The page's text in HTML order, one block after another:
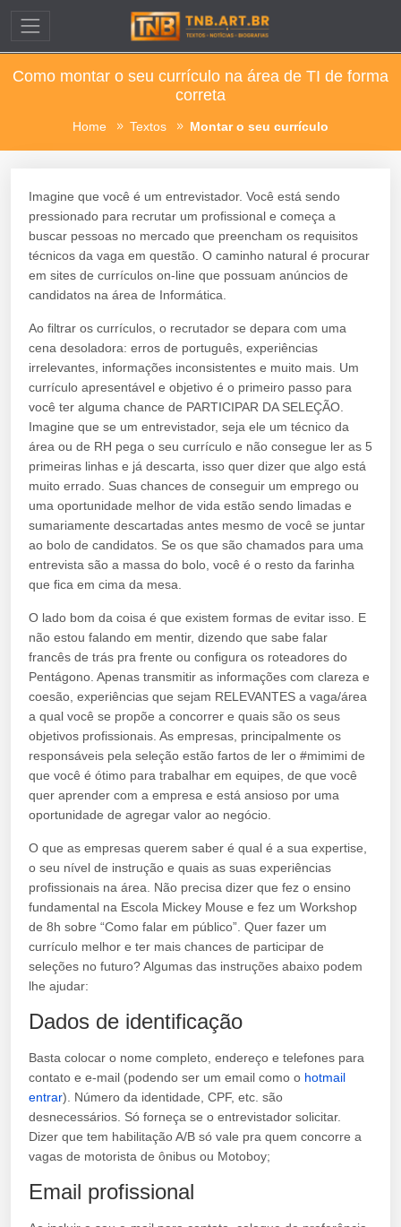
Como montar o seu currículo na área de TI de forma
correta
Home Textos Montar o seu currículo
Imagine que você é um entrevistador. Você está sendo
pressionado para recrutar um profissional e começa a
buscar pessoas no mercado que preencham os requisitos
técnicos da vaga em questão. O caminho natural é procurar
em sites de currículos on-line que possuam anúncios de
candidatos na área de Informática.
Ao filtrar os currículos, o recrutador se depara com uma
cena desoladora: erros de português, experiências
irrelevantes, informações inconsistentes e muito mais. Um
currículo apresentável e objetivo é o primeiro passo para
você ter alguma chance de PARTICIPAR DA SELEÇÃO.
Imagine que se um entrevistador, seja ele um técnico da
área ou de RH pega o seu currículo e não consegue ler as 5
primeiras linhas e já descarta, isso quer dizer que algo está
muito errado. Suas chances de conseguir um emprego ou
uma oportunidade melhor de vida estão sendo limadas e
sumariamente descartadas antes mesmo de você se juntar
ao bolo de candidatos. Se os que são chamados para uma
entrevista são a massa do bolo, você é o resto da farinha
que fica em cima da mesa.
O lado bom da coisa é que existem formas de evitar isso. E
não estou falando em mentir, dizendo que sabe falar
francês de trás pra frente ou configura os roteadores do
Pentágono. Apenas transmitir as informações com clareza e
coesão, experiências que sejam RELEVANTES a vaga/área
a qual você se propõe a concorrer e quais são os seus
objetivos profissionais. As empresas, principalmente os
responsáveis pela seleção estão fartos de ler o #mimimi de
que você é ótimo para trabalhar em equipes, de que você
quer aprender com a empresa e está ansioso por uma
oportunidade de agregar valor ao negócio.
O que as empresas querem saber é qual é a sua expertise,
o seu nível de instrução e quais as suas experiências
profissionais na área. Não precisa dizer que fez o ensino
fundamental na Escola Mickey Mouse e fez um Workshop
de 8h sobre “Como falar em público”. Quer fazer um
currículo melhor e ter mais chances de participar de
seleções no futuro? Algumas das instruções abaixo podem
lhe ajudar:
Dados de identificação
Basta colocar o nome completo, endereço e telefones para
contato e e-mail (podendo ser um email como o hotmail
entrar). Número da identidade, CPF, etc. são
desnecessários. Só forneça se o entrevistador solicitar.
Dizer que tem habilitação A/B só vale pra quem concorre a
vagas de motorista de ônibus ou Motoboy;
Email profissional